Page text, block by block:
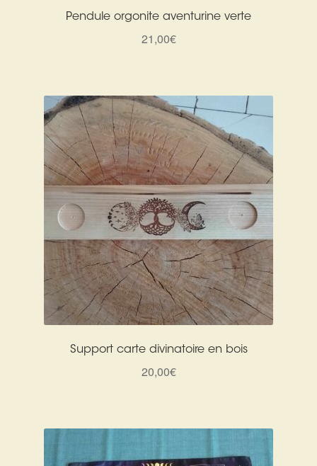
Pendule orgonite aventurine verte
21,00€
Support carte divinatoire en bois
20,00€